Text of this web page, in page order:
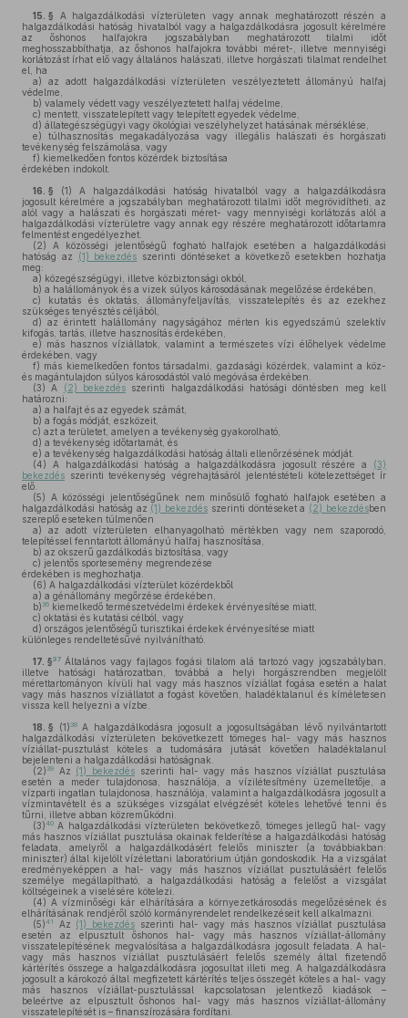
15. § A halgazdálkodási vízterületen vagy annak meghatározott részén a
halgazdálkodási hatóság hivatalból vagy a halgazdálkodásra jogosult kérelmére
az őshonos halfajokra jogszabályban meghatározott tilalmi időt
meghosszabbíthatja, az őshonos halfajokra további méret-, illetve mennyiségi
korlátozást írhat elő vagy általános halászati, illetve horgászati tilalmat rendelhet
el, ha
a) az adott halgazdálkodási vízterületen veszélyeztetett állományú halfaj
védelme,
b) valamely védett vagy veszélyeztetett halfaj védelme,
c) mentett, visszatelepített vagy telepített egyedek védelme,
d) állategészségügyi vagy ökológiai veszélyhelyzet hatásának mérséklése,
e) túlhasznosítás megakadályozása vagy illegális halászati és horgászati
tevékenység felszámolása, vagy
f) kiemelkedően fontos közérdek biztosítása
érdekében indokolt.
16. § (1) A halgazdálkodási hatóság hivatalból vagy a halgazdálkodásra
jogosult kérelmére a jogszabályban meghatározott tilalmi időt megrövidítheti, az
alól vagy a halászati és horgászati méret- vagy mennyiségi korlátozás alól a
halgazdálkodási vízterületre vagy annak egy részére meghatározott időtartamra
felmentést engedélyezhet.
(2) A közösségi jelentőségű fogható halfajok esetében a halgazdálkodási
hatóság az
(1) bekezdés szerinti döntéseket a következő esetekben hozhatja
meg:
a) közegészségügyi, illetve közbiztonsági okból,
b) a halállományok és a vizek súlyos károsodásának megelőzése érdekében,
c) kutatás és oktatás, állományfeljavítás, visszatelepítés és az ezekhez
szükséges tenyésztés céljából,
d) az érintett halállomány nagyságához mérten kis egyedszámú szelektív
kifogás, tartás, illetve hasznosítás érdekében,
e) más hasznos víziállatok, valamint a természetes vízi élőhelyek védelme
érdekében, vagy
f) más kiemelkedően fontos társadalmi, gazdasági közérdek, valamint a köz-
és magántulajdon súlyos károsodástól való megóvása érdekében.
(3) A (2) bekezdés szerinti halgazdálkodási hatósági döntésben meg kell
határozni:
a) a halfajt és az egyedek számát,
b) a fogás módját, eszközeit,
c) azt a területet, amelyen a tevékenység gyakorolható,
d) a tevékenység időtartamát, és
e) a tevékenység halgazdálkodási hatóság általi ellenőrzésének módját.
(4) A halgazdálkodási hatóság a halgazdálkodásra jogosult részére a (3)
bekezdés szerinti tevékenység végrehajtásáról jelentéstételi kötelezettséget ír
elő.
(5) A közösségi jelentőségűnek nem minősülő fogható halfajok esetében a
halgazdálkodási hatóság az (1) bekezdés szerinti döntéseket a (2) bekezdésben
szereplő eseteken túlmenően
a) az adott vízterületen elhanyagolható mértékben vagy nem szaporodó,
telepítéssel fenntartott állományú halfaj hasznosítása,
b) az okszerű gazdálkodás biztosítása, vagy
c) jelentős sportesemény megrendezése
érdekében is meghozhatja.
(6) A halgazdálkodási vízterület közérdekből
a) a génállomány megőrzése érdekében,
b) 36 kiemelkedő természetvédelmi érdekek érvényesítése miatt,
c) oktatási és kutatási célból, vagy
d) országos jelentőségű turisztikai érdekek érvényesítése miatt
különleges rendeltetésűvé nyilvánítható.
17. §37 Általános vagy fajlagos fogási tilalom alá tartozó vagy jogszabályban,
illetve hatósági határozatban, továbbá a helyi horgászrendben megjelölt
mérettartományon kívüli hal vagy más hasznos víziállat fogása esetén a halat
vagy más hasznos víziállatot a fogást követően, haladéktalanul és kíméletesen
vissza kell helyezni a vízbe.
18. § (1) 38A halgazdálkodásra jogosult a jogosultságában lévő nyilvántartott
halgazdálkodási vízterületen bekövetkezett tömeges hal- vagy más hasznos
víziállat-pusztulást köteles a tudomására jutását követően haladéktalanul
bejelenteni a halgazdálkodási hatóságnak.
(2) 39 Az (1) bekezdés szerinti hal- vagy más hasznos víziállat pusztulása
esetén a meder tulajdonosa, használója, a vízilétesítmény üzemeltetője, a
vízparti ingatlan tulajdonosa, használója, valamint a halgazdálkodásra jogosult a
vízmintavételt és a szükséges vizsgálat elvégzését köteles lehetővé tenni és
tűrni, illetve abban közreműködni.
(3)40 A halgazdálkodási vízterületen bekövetkező, tömeges jellegű hal- vagy
más hasznos víziállat pusztulása okainak felderítése a halgazdálkodási hatóság
feladata, amelyről a halgazdálkodásért felelős miniszter (a továbbiakban:
miniszter) által kijelölt vízélettani laboratórium útján gondoskodik. Ha a vizsgálat
eredményeképpen a hal- vagy más hasznos víziállat pusztulásáért felelős
személye megállapítható, a halgazdálkodási hatóság a felelőst a vizsgálat
költségeinek a viselésére kötelezi.
(4) A vízminőségi kár elhárítására a környezetkárosodás megelőzésének és
elhárításának rendjéről szóló kormányrendelet rendelkezéseit kell alkalmazni.
(5)41 Az (1) bekezdés szerinti hal- vagy más hasznos víziállat pusztulása
esetén az elpusztult őshonos hal- vagy más hasznos víziállat-állomány
visszatelepítésének megvalósítása a halgazdálkodásra jogosult feladata. A hal-
vagy más hasznos víziállat pusztulásáért felelős személy által fizetendő
kártérítés összege a halgazdálkodásra jogosultat illeti meg. A halgazdálkodásra
jogosult a károkozó által megfizetett kártérítés teljes összegét köteles a hal- vagy
más hasznos víziállat-pusztulással kapcsolatosan jelentkező kiadások –
beleértve az elpusztult őshonos hal- vagy más hasznos víziállat-állomány
visszatelepítését is – finanszírozására fordítani.